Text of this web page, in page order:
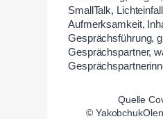
Quelle
©